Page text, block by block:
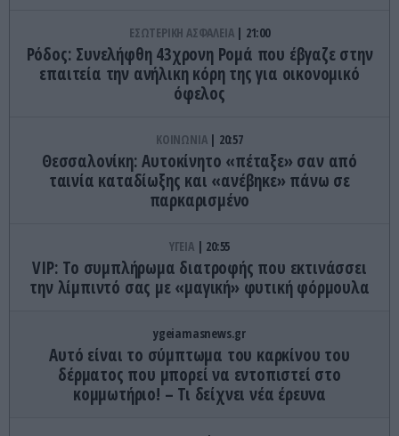
ΕΣΩΤΕΡΙΚΗ ΑΣΦΑΛΕΙΑ 21:00
Ρόδος: Συνελήφθη 43χρονη Ρομά που έβγαζε στην
επαιτεία την ανήλικη κόρη της για οικονομικό
όφελος
ΚΟΙΝΩΝΙΑ 20:57
Θεσσαλονίκη: Αυτοκίνητο «πέταξε» σαν από
ταινία καταδίωξης και «ανέβηκε» πάνω σε
παρκαρισμένο
ΥΓΕΙΑ 20:55
VIP: To συμπλήρωμα διατροφής που εκτινάσσει
την λίμπιντό σας με «μαγική» φυτική φόρμουλα
ygeiamasnews.gr
Αυτό είναι το σύμπτωμα του καρκίνου του
δέρματος που μπορεί να εντοπιστεί στο
κομμωτήριο! – Τι δείχνει νέα έρευνα